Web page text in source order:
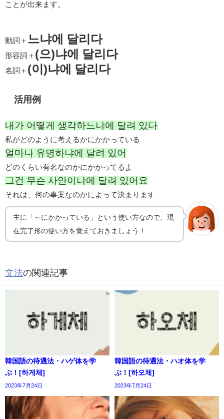
ことが出来ます。
動詞＋ 느냐에 달리다
形容詞＋ (으)냐에 달리다
名詞＋ (이)냐에 달리다
活用例
내가 어떻게 생각하느냐에 달려 있다
私がどのように考えるかにかかっている
얼마나 유명하냐에 달려 있어
どのくらい有名なのかにかかってるよ
그건 무슨 사안이냐에 달려 있어요
それは、何の事案なのかによって決まります
主に「～にかかっている」という使い方なので、現
在完了形の使い方を覚えておきましょう！
文法の関連記事
韓国語の待遇法・ハゲ体を学
ぶ！[하게체]
2023年7月24日
韓国語の待遇法・ハオ体を学
ぶ！[하오체]
2023年7月24日